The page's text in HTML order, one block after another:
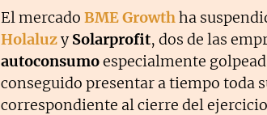
El mercado BME Growthha
HolaluzySolarprofit, dos de las
autoconsumoespecialmente
conseguido presentar a tiempo toda
correspondiente al cierre del